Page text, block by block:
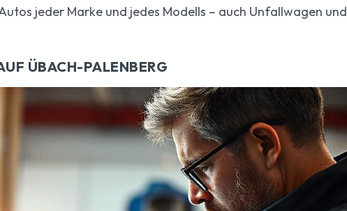
jeder Marke und jedes Modells – auch Unfallwagen und
ÜBACH-PALENBERG